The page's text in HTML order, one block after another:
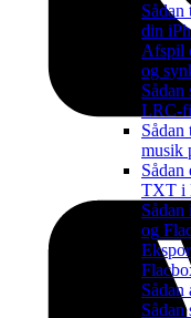
din
Afspil
og
Sådan
LRC-
musik
TXT i
og